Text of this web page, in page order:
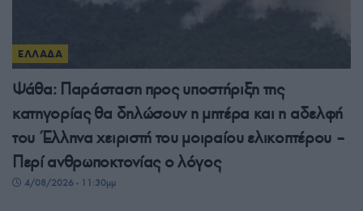
ΕΛΛΑΔΑ
Ψάθα: Παράσταση προς υποστήριξη της
κατηγορίας θα δηλώσουν η μητέρα και η αδελφή
του Έλληνα χειριστή του μοιραίου ελικοπτέρου –
Περί ανθρωποκτονίας ο λόγος
4/08/2026 - 11:30μμ